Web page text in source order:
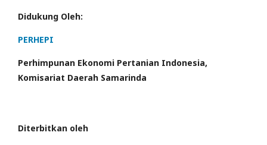
Didukung Oleh:
PERHEPI
Perhimpunan Ekonomi Pertanian Indonesia,
Komisariat Daerah Samarinda
Diterbitkan oleh